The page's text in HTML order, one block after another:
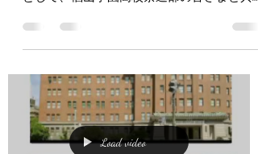
として、椙山学園高校茶道部の皆さまと共に
茶会を開催しました 350名近くのお参席を賜
り、無事に執り行いましたこと、 この場を
お借りして御礼申し上げます...